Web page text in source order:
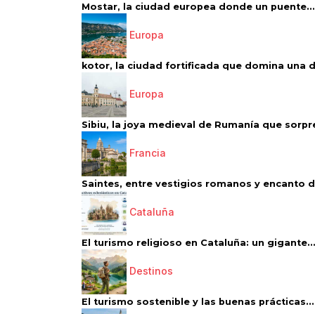
Mostar, la ciudad europea donde un puente...
Europa
kotor, la ciudad fortificada que domina una
Europa
Sibiu, la joya medieval de Rumanía que
Francia
Saintes, entre vestigios romanos y encanto
Cataluña
El turismo religioso en Cataluña: un gigante...
Destinos
El turismo sostenible y las buenas prácticas...